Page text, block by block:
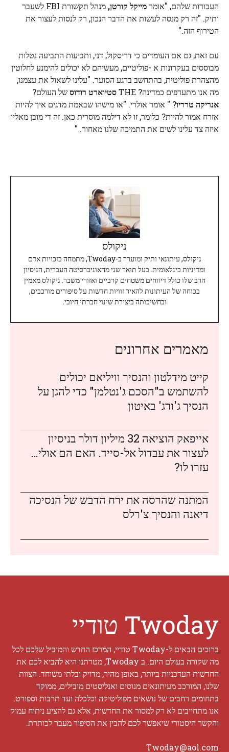
העבודות שלהם, "אומרמייקל קורטן,
מנהל תקשורת FBI לשעבר
ותיק. "זה רק מנסה לעשות את הדבר הנכון, רק לנסות לעצור את
הטירוף הזה."
עם זאת, גם אם העומדים כי דריסקול, דני, ותביעות התביעה נטלות
מבוססים בעקרונות א -פוליטיים, מעשיהם לא יכולים להימנע לחלוטין
מהצהרת פוליטית, בהתחשב ברגע הסוער. "עלינו לשאול את עצמנו,
מה אנו מתעדפים כמדינה? THE
סטיוארט רודוסשל העולם?
אנריקה טרריו? " אומר אולרי. "או מישהו שבאמת מדגים איך להיות
אזרח אמור להיות? כלומר, זו לא דילמה מוסרית כאן. זה די מובן מאליו
איזה צד עלינו לשים את התמיכה שלנו מאחור. "
ניקולס
ניקולס, עיתונאי ותיק ומוערך ב-Twoday, מתמחה בזכויות אדם
ומדיניות בינלאומית. בעל תואר שני מהאוניברסיטה העברית, הניסיון
הרב שלו כולל דיווחים משטחים קרביים ואזורי משבר. ניקולס מאמין
בכוחה של העיתונות להאיר זוויות חדשות על סיפורים מורכבים,
ובחשיבותה ביצירת שינוי חברתי חיובי.
מאמרים אחרונים
קייט מידלטון והנסיך וויליאם יכולים
להשתמש ב"הסכם ג'נטלמן" כדי להגן על
הנסיך ג'ורג' באיטון
אייפאק הוציאה 32 מיליון דולר בניסיון
לעצור את עבדול אל-סייד. האם הם אולי…
עזרו לו?
המתנה שהרסה את ירח הדבש של הנסיכה
דיאנה והנסיך צ'רלס
Twoday טודיי
ברוכים הבאים ל-Twoday טודיי, המרכז החדש והמוביל שלכם לכל
מה שקורה בעולם היום. ב Twoday, מטרתנו היא להביא לכם את
החדשות העדכניות ביותר, באופן מהיר, מדויק ובלתי משוחד. הצוות
שלנו, המורכב מעיתונאים מנוסים ואנליסטים מובילים, ממוקד
בתחומים רחבים של נושאים מפוליטיקה וכלכלה ועד תרבות וספורט.
אנו מתחייבים לא רק למסור את החדשות, אלא גם להציע ניתוח עמוק
והקשר היסטורי שיאפשר לכם להבין את הסיפור מעבר לכותרת.
Twoday@aol.com